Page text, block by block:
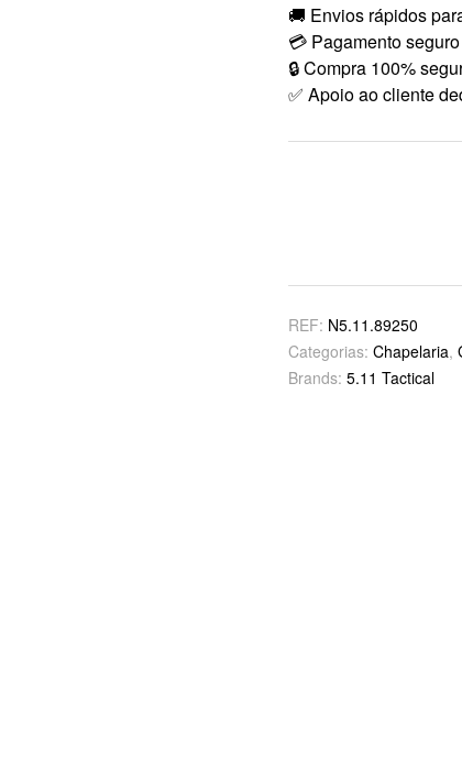
🚚 Envios rápidos
💳 Pagamento
🔒 Compra 100%
✅ Apoio ao cliente
REF: N5.11.89250
Categorias: Chapelaria,
Brands: 5.11 Tactical